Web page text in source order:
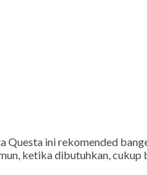
ini rekomended
ketika dibutuhkan,